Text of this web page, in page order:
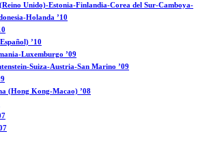
Unido)-Estonia-Finlandia-Corea del Sur-Camboya-
Holanda ’10
’10
Luxemburgo ’09
Suiza-Austria-San Marino ’09
(Hong Kong-Macao) ’08